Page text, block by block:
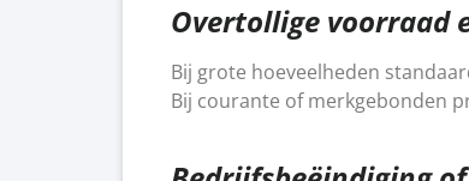
Overtollige voorraad
Bij grote hoeveelheden
Bij courante of merkgebonden